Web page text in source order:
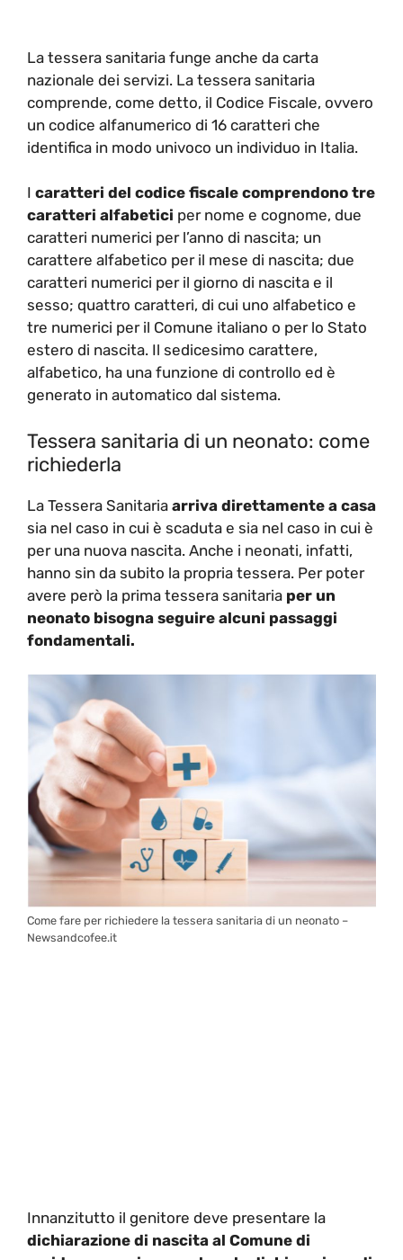
La tessera sanitaria funge anche da carta
nazionale dei servizi. La tessera sanitaria
comprende, come detto, il Codice Fiscale, ovvero
un codice alfanumerico di 16 caratteri che
identifica in modo univoco un individuo in Italia.
I caratteri del codice fiscale comprendono tre
caratteri alfabetici per nome e cognome, due
caratteri numerici per l’anno di nascita; un
carattere alfabetico per il mese di nascita; due
caratteri numerici per il giorno di nascita e il
sesso; quattro caratteri, di cui uno alfabetico e
tre numerici per il Comune italiano o per lo Stato
estero di nascita. Il sedicesimo carattere,
alfabetico, ha una funzione di controllo ed è
generato in automatico dal sistema.
Tessera sanitaria di un neonato: come
richiederla
La Tessera Sanitaria arriva direttamente a casa
sia nel caso in cui è scaduta e sia nel caso in cui è
per una nuova nascita. Anche i neonati, infatti,
hanno sin da subito la propria tessera. Per poter
avere però la prima tessera sanitaria per un
neonato bisogna seguire alcuni passaggi
fondamentali.
Come fare per richiedere la tessera sanitaria di un neonato –
Newsandcofee.it
Innanzitutto il genitore deve presentare la
dichiarazione di nascita al Comune di